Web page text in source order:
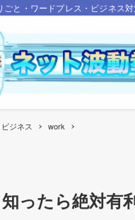
ごと・ワードプレス・ビジネス
ビジネス work
知ったら絶対有